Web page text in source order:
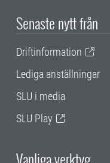
Senaste nytt från
Driftinformation
Lediga anställningar
SLU i media
SLU Play